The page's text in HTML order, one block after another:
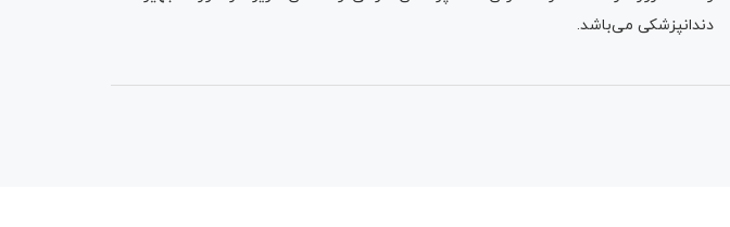
دندانپزشکی می‌باشد.